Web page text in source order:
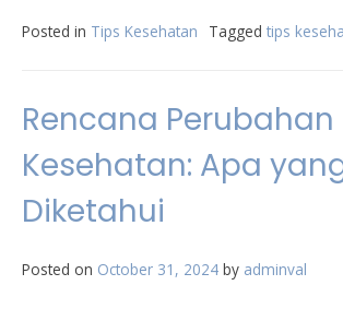
Posted in Tips Kesehatan Tagged tips
Rencana Perubahan
Kesehatan: Apa
Diketahui
Posted on October 31, 2024 by adminval